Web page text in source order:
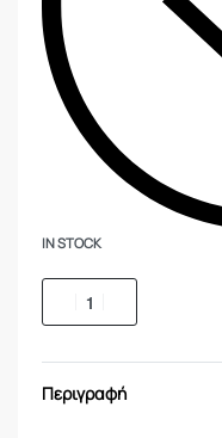
IN STOCK
Περιγραφή